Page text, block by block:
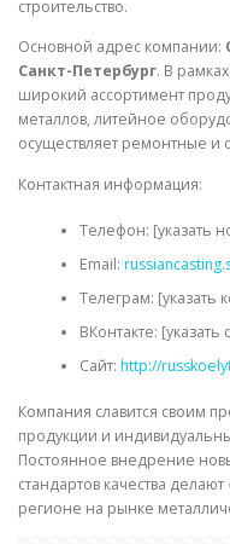
строительство.
Основной адрес компании:
Санкт-Петербург. В
широкий ассортимент
металлов, литейное
осуществляет ремонтные и
Контактная информация:
Телефон: [указать
Email:
Телеграм: [указать
ВКонтакте: [указать
Сайт: http://
Компания славится своим
продукции и
Постоянное внедрение
стандартов качества
регионе на рынке